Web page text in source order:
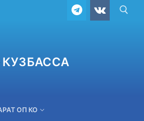
ОП КО